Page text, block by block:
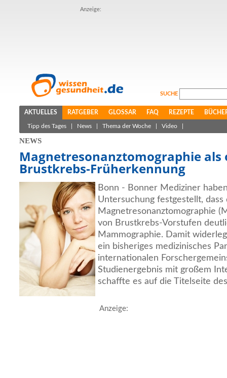
Anzeige:
SUCHE
AKTUELLES RATGEBER GLOSSAR FAQ REZEPTE
Tipp des Tages News Thema der Woche Video
NEWS
Magnetresonanztomographie als
Brustkrebs-Früherkennung
Bonn - Bonner Mediziner
Untersuchung festgestellt, dass
Magnetresonanztomographie
von Brustkrebs-Vorstufen
Mammographie. Damit
ein bisheriges medizinisches
internationalen
Studienergebnis mit großem
schaffte es auf die Titelseite
Anzeige: